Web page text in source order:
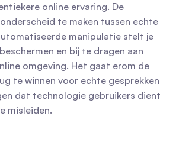
online ervaring. De
te maken tussen echte
manipulatie stelt je
en bij te dragen aan
omgeving. Het gaat erom de
te winnen voor echte gesprekken
dat technologie gebruikers dient
misleiden.